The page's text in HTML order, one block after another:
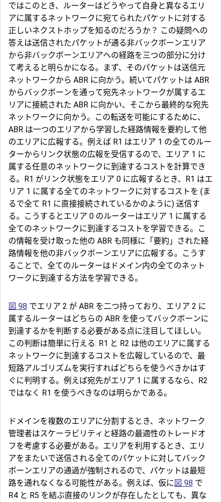
ではこのとき、ルーターはどうやって自身と異なるエリ
アに属するネットワークに宛てられたパケットに対する
正しいネクストホップを知るのだろうか？ この疑問への
答えは送信されたパケットが通る非バックボーンエリア
から非バックボーンエリアへの経路を三つの部分に分け
て考えると明らかになる。まず、そのパケットは送信元
ネットワークから ABR に向かう。続いてパケットは ABR
からバックボーンを通って宛先ネットワークが属するエ
リアに接続された ABR に向かい、そこから最終的な宛先
ネットワークに向かう。この転送を可能にするために、
ABR は一つのエリアから学習した経路情報を要約して他
のエリアに広報する。例えば R1 はエリア 1 の全てのルー
ターからリンク状態の広報を受信するので、エリア 1 に
属する任意のネットワークに到達するコストを計算でき
る。R1 がリンク状態をエリア 0 に広報するとき、R1 はエ
リア 1 に属する全てのネットワークに対するコストを (ま
るで全て R1 に直接接続されているかのように) 送信す
る。こうするとエリア 0 のルーターはエリア 1 に属する
全てのネットワークに到達するコストを学習できる。こ
の情報を受け取った他の ABR も同様に「要約」された経
路情報を他の非バックボーンエリアに広報する。こうす
ることで、全てのルーターはドメイン内の全てのネット
ワークに到達する方法を学習できる。
図 98 でエリア 2 が ABR を二つ持っており、エリア 2 に
属するルーターはどちらの ABR を使ってバックボーンに
到達するかを判断する必要がある点に注目してほしい。
この判断は簡単に行える: R1 と R2 は他のエリアに属する
ネットワークに到達するコストを広報しているので、最
短路アルゴリズムを実行すればどちらを使うべきかはす
ぐに判明する。例えば宛先がエリア 1 に属するなら、R2
ではなく R1 を使うべきなのは明らかである。
ドメインを複数のエリアに分割するとき、ネットワーク
管理者はスケーラビリティと経路の最適性のトレードオ
フを考慮する必要がある。エリアを利用するとき、エリ
アをまたいで送信される全てのパケットに対してバック
ボーンエリアの通過が強制されるので、パケットは最短
路を通れなくなる可能性がある。例えば、仮に図 98 で
R4 と R5 を結ぶ直接のリンクが存在したとしても、異な